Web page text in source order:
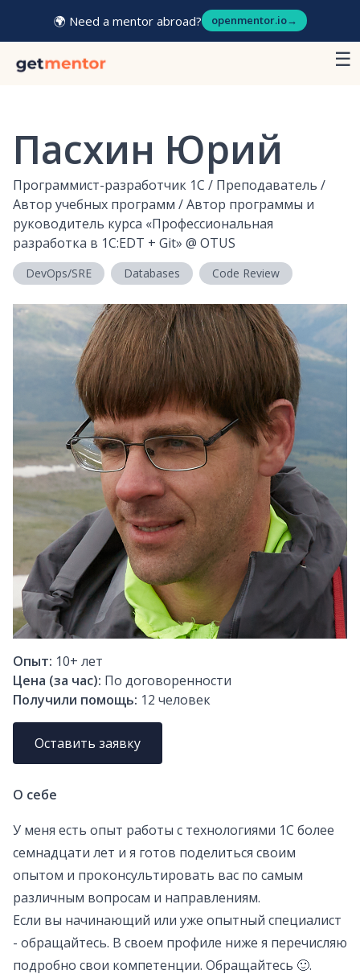
🌍 Need a mentor abroad? openmentor.io→
☰
Пасхин Юрий
Программист-разработчик 1С / Преподаватель /
Автор учебных программ / Автор программы и
руководитель курса «Профессиональная
разработка в 1С:EDT + Git» @ OTUS
DevOps/SRE Databases Code Review
Опыт: 10+ лет
Цена (за час): По договоренности
Получили помощь: 12 человек
Оставить заявку
О себе
У меня есть опыт работы с технологиями 1С более
семнадцати лет и я готов поделиться своим
опытом и проконсультировать вас по самым
различным вопросам и направлениям.
Если вы начинающий или уже опытный специалист
- обращайтесь. В своем профиле ниже я перечисляю
подробно свои компетенции. Обращайтесь 🙂.